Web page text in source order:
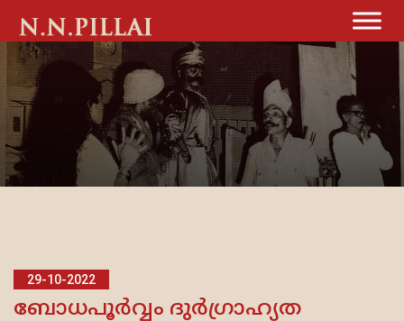
29-10-2022
ബോധപൂര്‍വ്വം ദുര്‍ഗ്രാഹ്യത